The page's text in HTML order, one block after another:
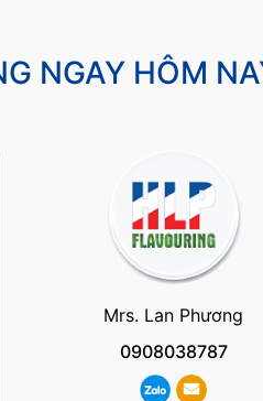
NGAY HÔM
Mrs. Lan Phương
0908038787